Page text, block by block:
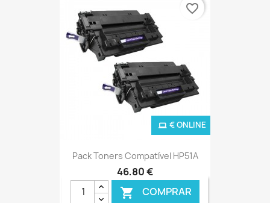
Pack Toners Compatível HP51A
46,80 €
 COMPRAR
€ ONLINE
favorite_border